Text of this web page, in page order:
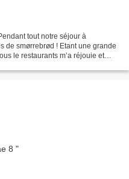
tout notre séjour à
de smørrebrød ! Etant une grande
le restaurants m’a réjouie et